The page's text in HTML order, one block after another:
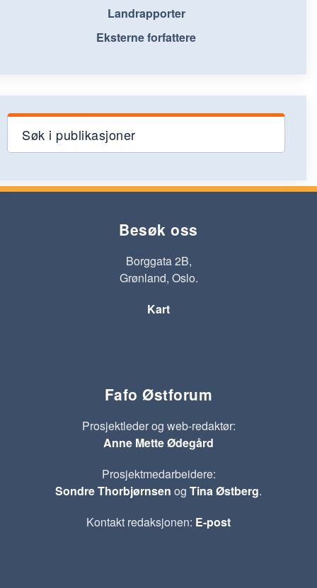
Landrapporter
Eksterne forfattere
Søk i publikasjoner
Besøk oss
Borggata 2B,
Grønland, Oslo.
Kart
Fafo Østforum
Prosjektleder og web-redaktør:
Anne Mette Ødegård
Prosjektmedarbeidere:
Sondre Thorbjørnsen og Tina Østberg.
Kontakt redaksjonen: E-post